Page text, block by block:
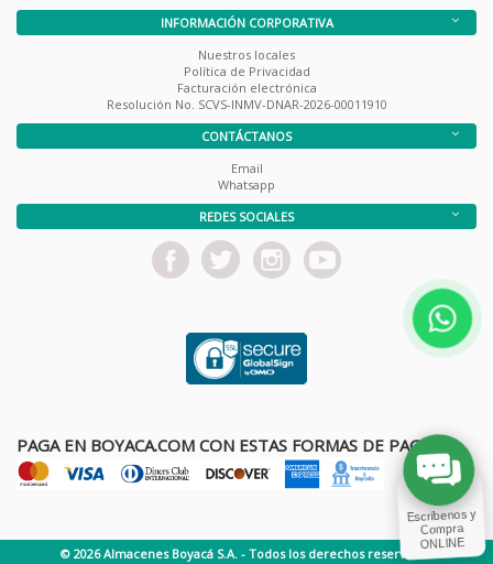
INFORMACIÓN CORPORATIVA
Nuestros locales
Política de Privacidad
Facturación electrónica
Resolución No. SCVS-INMV-DNAR-2026-00011910
CONTÁCTANOS
Email
Whatsapp
REDES SOCIALES
PAGA EN BOYACA.COM CON ESTAS FORMAS DE PAGO
© 2026 Almacenes Boyacá S.A. - Todos los derechos reservados